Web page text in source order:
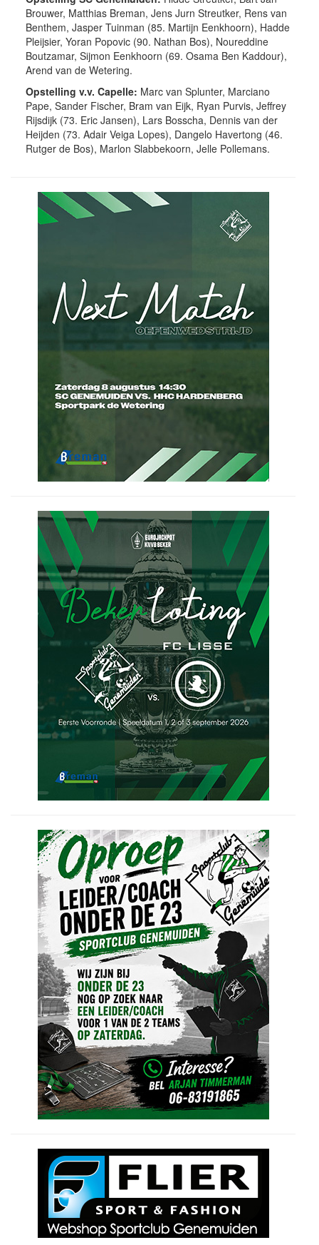
Brouwer, Matthias Breman, Jens Jurn Streutker, Rens van
Benthem, Jasper Tuinman (85. Martijn Eenkhoorn), Hadde
Pleijsier, Yoran Popovic (90. Nathan Bos), Noureddine
Boutzamar, Sijmon Eenkhoorn (69. Osama Ben Kaddour),
Arend van de Wetering.
Opstelling v.v. Capelle: Marc van Splunter, Marciano
Pape, Sander Fischer, Bram van Eijk, Ryan Purvis, Jeffrey
Rijsdijk (73. Eric Jansen), Lars Bosscha, Dennis van der
Heijden (73. Adair Veiga Lopes), Dangelo Havertong (46.
Rutger de Bos), Marlon Slabbekoorn, Jelle Pollemans.